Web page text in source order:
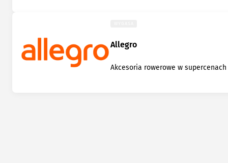
Allegro
Akcesoria rowerowe w supercenach